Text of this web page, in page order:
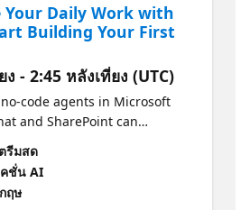
Your Daily Work with
Building Your First
- 2:45 หลังเที่ยง (UTC)
code agents in Microsoft
and SharePoint can
tasks. This learning
business users through
and using agents to
and boost productivity.
รีมสด
ชั่น AI
ฤษ